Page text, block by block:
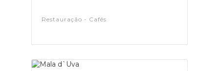
Restauração - Cafés